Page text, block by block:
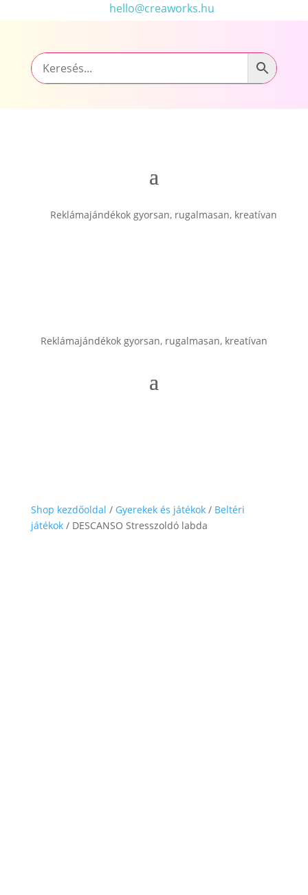
hello@creaworks.hu
Reklámajándékok gyorsan, rugalmasan, kreatívan
Reklámajándékok gyorsan, rugalmasan, kreatívan
Shop kezdőoldal / Gyerekek és játékok/ Beltéri
játékok/ DESCANSO Stresszoldó labda